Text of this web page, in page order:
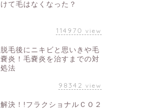
けて毛はなくなった？
114970 view
脱毛後にニキビと思いきや毛
嚢炎！毛嚢炎を治すまでの対
処法
98342 view
解決！!フラクショナルＣＯ２